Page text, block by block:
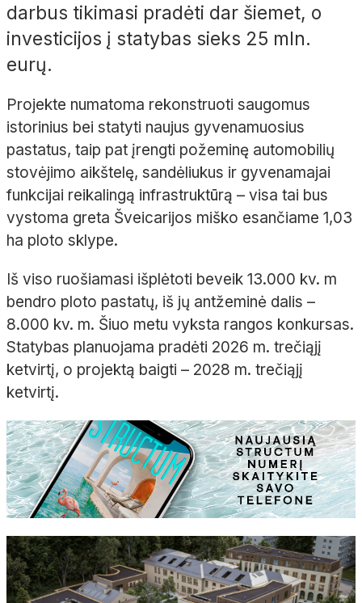
darbus tikimasi pradėti dar šiemet, o
investicijos į statybas sieks 25 mln.
eurų.
Projekte numatoma rekonstruoti saugomus
istorinius bei statyti naujus gyvenamuosius
pastatus, taip pat įrengti požeminę automobilių
stovėjimo aikštelę, sandėliukus ir gyvenamajai
funkcijai reikalingą infrastruktūrą – visa tai bus
vystoma greta Šveicarijos miško esančiame 1,03
ha ploto sklype.
Iš viso ruošiamasi išplėtoti beveik 13.000 kv. m
bendro ploto pastatų, iš jų antžeminė dalis –
8.000 kv. m. Šiuo metu vyksta rangos konkursas.
Statybas planuojama pradėti 2026 m. trečiąjį
ketvirtį, o projektą baigti – 2028 m. trečiąjį
ketvirtį.